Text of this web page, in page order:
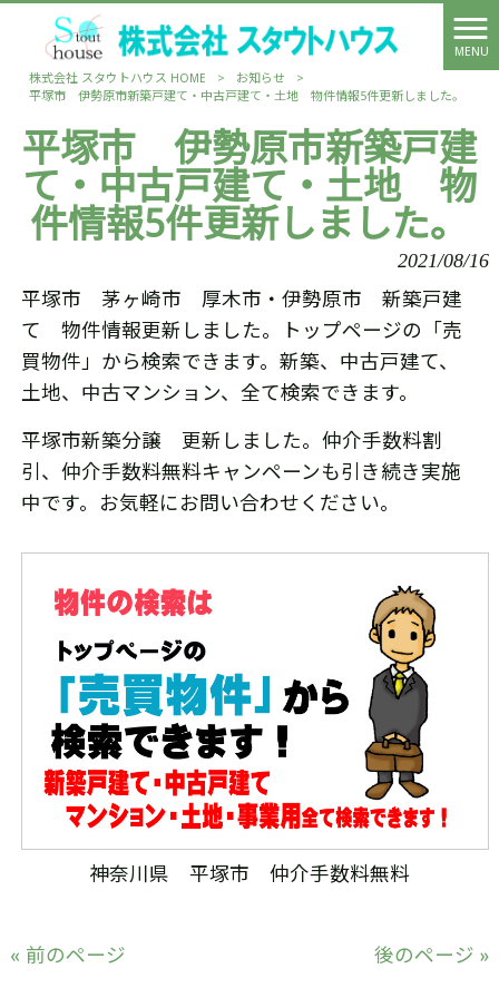
MENU
株式会社 スタウトハウス HOME
> お知らせ
>
平塚市 伊勢原市新築戸建て・中古戸建て・土地 物件情報5件更新しました。
平塚市 伊勢原市新築戸建
て・中古戸建て・土地 物
件情報5件更新しました。
2021/08/16
平塚市 茅ヶ崎市 厚木市・伊勢原市 新築戸建
て 物件情報更新しました。トップページの「売
買物件」から検索できます。新築、中古戸建て、
土地、中古マンション、全て検索できます。
平塚市新築分譲 更新しました。仲介手数料割
引、仲介手数料無料キャンペーンも引き続き実施
中です。お気軽にお問い合わせください。
神奈川県 平塚市 仲介手数料無料
« 前のページ 後のページ »